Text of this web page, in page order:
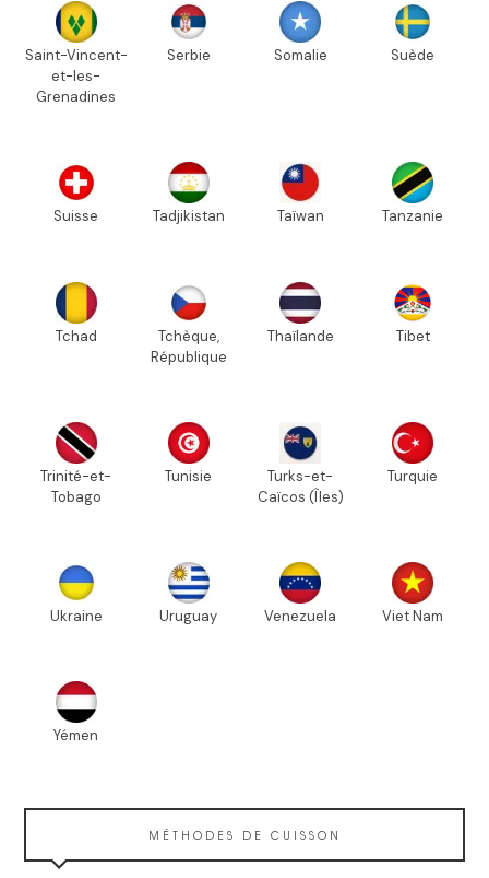
Saint-Vincent-
et-les-
Grenadines
Serbie Somalie Suède
Suisse Tadjikistan Taïwan Tanzanie
Tchad
Tchèque,
République
Thaïlande Tibet
Trinité-et-
Tobago
Tunisie
Turks-et-
Caïcos (Îles)
Turquie
Ukraine Uruguay Venezuela Viet Nam
Yémen
MÉTHODES DE CUISSON